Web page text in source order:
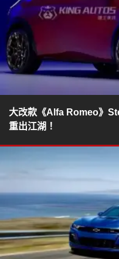
大改款《Alfa Romeo》Stelvio與
重出江湖！